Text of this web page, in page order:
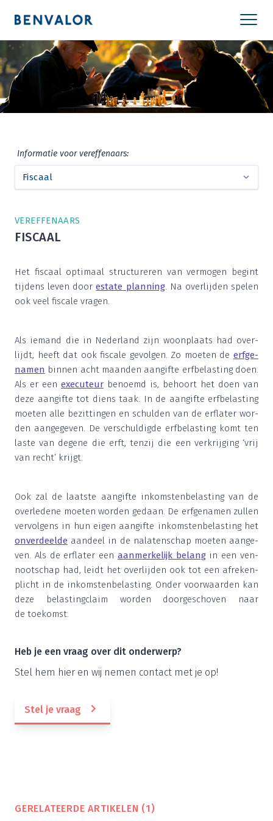
Infor­ma­tie voor vereffenaars:
VER­EF­FE­NAARS
FIS­CAAL
Het fis­caal opti­maal struc­tu­re­ren van ver­mo­gen begint
tij­dens leven dooresta­te plan­ning. Na over­lij­den spe­len
ook veel fis­ca­le vragen.
Als iemand die in Neder­land zijn woon­plaats had over­
lijdt, heeft dat ook fis­ca­le gevol­gen. Zo moe­ten de erf­ge­
na­men bin­nen acht maan­den aan­gif­te erf­be­las­ting doen.
Als er een exe­cu­teur benoemd is, behoort het doen van
deze aan­gif­te tot diens taak. In de aan­gif­te erf­be­las­ting
moe­ten alle bezit­tin­gen en schul­den van de erf­la­ter wor­
den aan­ge­ge­ven. De ver­schul­dig­de erf­be­las­ting komt ten
las­te van dege­ne die erft, ten­zij die een ver­krij­ging ‘vrij
van recht’ krijgt.
Ook zal de laat­ste aan­gif­te inkom­sten­be­las­ting van de
over­le­de­ne moe­ten wor­den gedaan. De erf­ge­na­men zul­len
ver­vol­gens in hun eigen aan­gif­te inkom­sten­be­las­ting het
onver­deel­de aan­deel in de nala­ten­schap moe­ten aan­ge­
ven. Als de erf­la­ter een aan­mer­ke­lijk belangin een ven­
noot­schap had, leidt het over­lij­den ook tot een afre­ken­
plicht in de inkom­sten­be­las­ting. Onder voor­waar­den kan
deze belas­ting­claim wor­den door­ge­scho­ven naar
de toekomst.
Heb je een vraag over dit onderwerp?
Stel hem hier en wij nemen con­tact met je op!
Stel je vraag
GERE­LA­TEER­DE ARTI­KE­LEN (1)